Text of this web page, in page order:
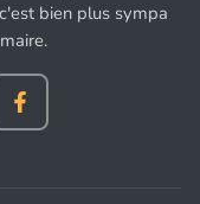
bien plus sympa